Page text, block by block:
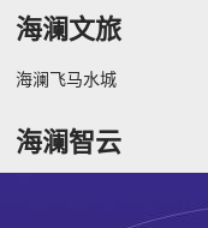
海澜文旅
海澜飞马水城
海澜智云